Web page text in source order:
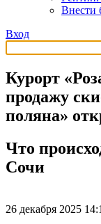
Внести
Вход
Курорт
продажу
поляна»
Что
Сочи
26 декабря 2025